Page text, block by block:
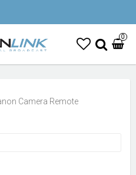
0
Camera Remote